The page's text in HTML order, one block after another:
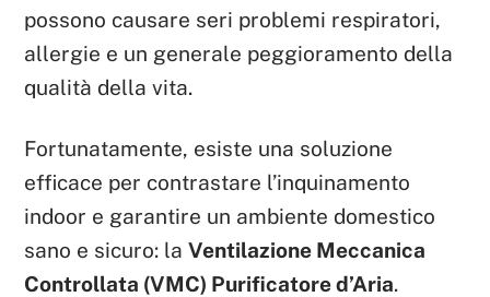
possono causare seri problemi respiratori,
allergie e un generale peggioramento della
qualità della vita.
Fortunatamente, esiste una soluzione
efficace per contrastare l’inquinamento
indoor e garantire un ambiente domestico
sano e sicuro: laVentilazione Meccanica
Controllata (VMC) Purificatore d’Aria.